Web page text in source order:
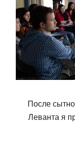
После
Леванта я